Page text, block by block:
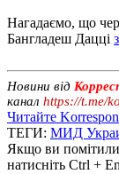
Нагадаємо, що
Бангладеш Дацці
Новини від
канал https://t.me/
Читайте
ТЕГИ: МИД
Якщо ви помітили
натисніть Ctrl +